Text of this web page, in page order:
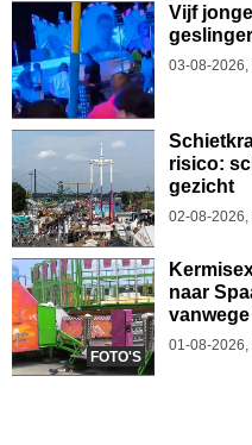
Vijf
03-08-2026,
risico:
gezicht
02-08-2026,
FOTO'S
naar
01-08-2026,